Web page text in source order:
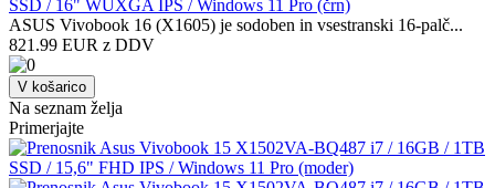
SSD / 16" WUXGA IPS / Windows 11 Pro (črn)
ASUS Vivobook 16 (X1605) je sodoben in vsestranski 16-palč...
821.99 EUR z DDV
V košarico
Na seznam želja
Primerjajte